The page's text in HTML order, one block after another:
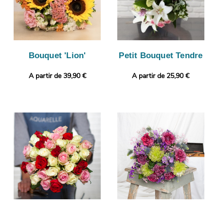
Bouquet 'Lion'
A partir de 39,90 €
Petit Bouquet Tendre
A partir de 25,90 €